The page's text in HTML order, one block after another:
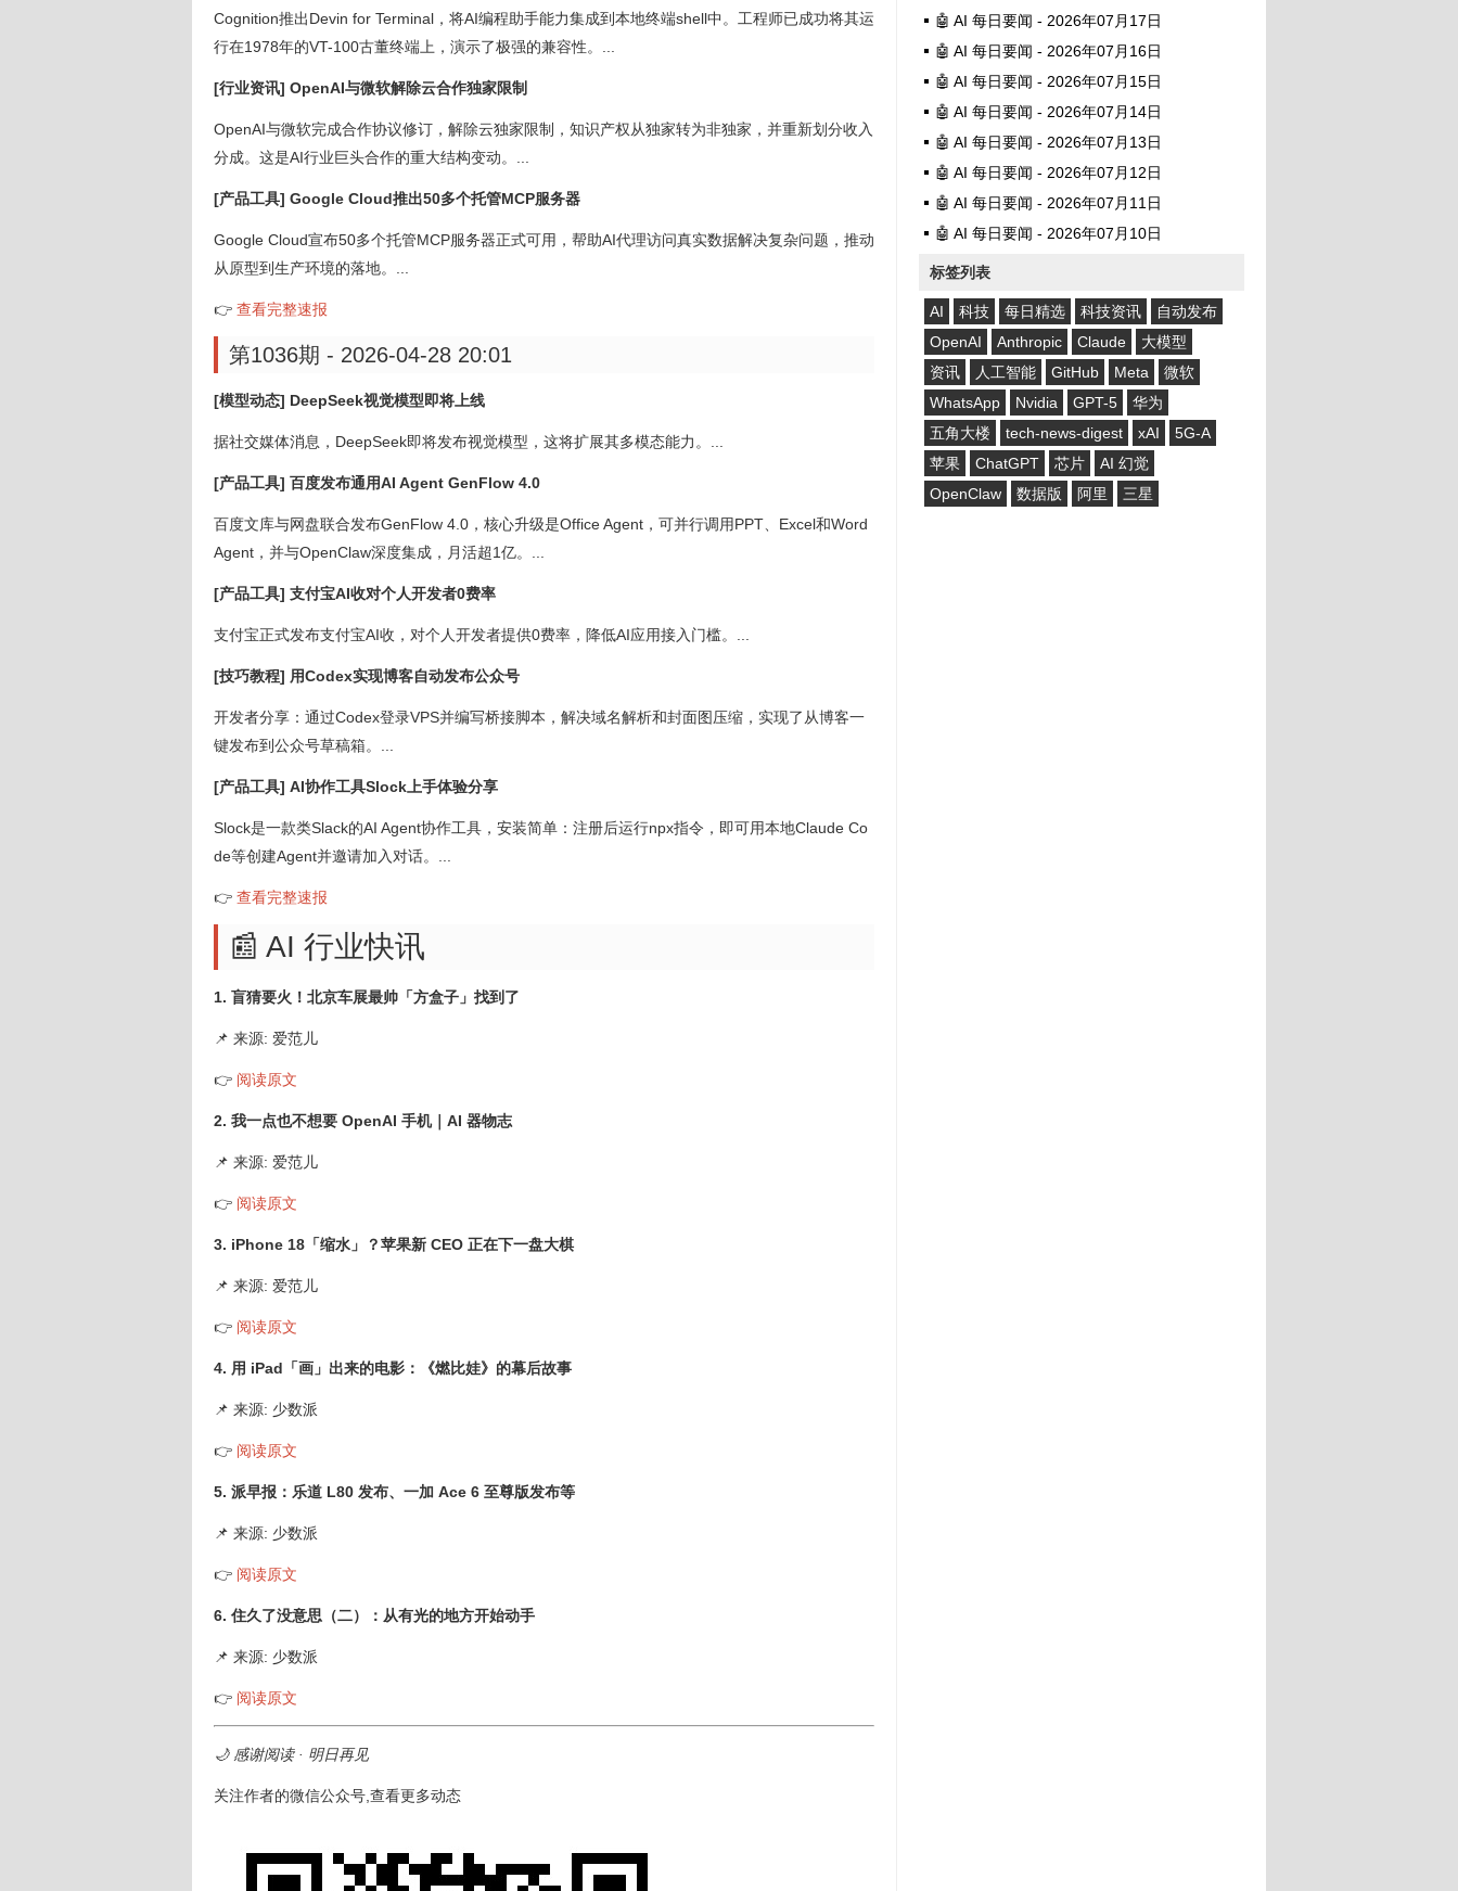
Cognition推出Devin for Terminal，将AI编程助手能力集成到本地终端shell中。工程师已成功将其运
行在1978年的VT-100古董终端上，演示了极强的兼容性。...
[行业资讯] OpenAI与微软解除云合作独家限制
OpenAI与微软完成合作协议修订，解除云独家限制，知识产权从独家转为非独家，并重新划分收入
分成。这是AI行业巨头合作的重大结构变动。...
[产品工具] Google Cloud推出50多个托管MCP服务器
Google Cloud宣布50多个托管MCP服务器正式可用，帮助AI代理访问真实数据解决复杂问题，推动
从原型到生产环境的落地。...
👉 查看完整速报
第1036期 - 2026-04-28 20:01
[模型动态] DeepSeek视觉模型即将上线
据社交媒体消息，DeepSeek即将发布视觉模型，这将扩展其多模态能力。...
[产品工具] 百度发布通用AI Agent GenFlow 4.0
百度文库与网盘联合发布GenFlow 4.0，核心升级是Office Agent，可并行调用PPT、Excel和Word
Agent，并与OpenClaw深度集成，月活超1亿。...
[产品工具] 支付宝AI收对个人开发者0费率
支付宝正式发布支付宝AI收，对个人开发者提供0费率，降低AI应用接入门槛。...
[技巧教程] 用Codex实现博客自动发布公众号
开发者分享：通过Codex登录VPS并编写桥接脚本，解决域名解析和封面图压缩，实现了从博客一
键发布到公众号草稿箱。...
[产品工具] AI协作工具Slock上手体验分享
Slock是一款类Slack的AI Agent协作工具，安装简单：注册后运行npx指令，即可用本地Claude Co
de等创建Agent并邀请加入对话。...
👉 查看完整速报
📰 AI 行业快讯
1. 盲猜要火！北京车展最帅「方盒子」找到了
📌 来源: 爱范儿
👉 阅读原文
2. 我一点也不想要 OpenAI 手机｜AI 器物志
📌 来源: 爱范儿
👉 阅读原文
3. iPhone 18「缩水」？苹果新 CEO 正在下一盘大棋
📌 来源: 爱范儿
👉 阅读原文
4. 用 iPad「画」出来的电影：《燃比娃》的幕后故事
📌 来源: 少数派
👉 阅读原文
5. 派早报：乐道 L80 发布、一加 Ace 6 至尊版发布等
📌 来源: 少数派
👉 阅读原文
6. 住久了没意思（二）：从有光的地方开始动手
📌 来源: 少数派
👉 阅读原文
🌙 感谢阅读 · 明日再见
关注作者的微信公众号,查看更多动态
🤖 AI 每日要闻 - 2026年07月17日
🤖 AI 每日要闻 - 2026年07月16日
🤖 AI 每日要闻 - 2026年07月15日
🤖 AI 每日要闻 - 2026年07月14日
🤖 AI 每日要闻 - 2026年07月13日
🤖 AI 每日要闻 - 2026年07月12日
🤖 AI 每日要闻 - 2026年07月11日
🤖 AI 每日要闻 - 2026年07月10日
标签列表
AI 科技 每日精选 科技资讯
自动发布
OpenAI
Anthropic Claude
大模型
资讯
人工智能 GitHub Meta
微软
WhatsApp
Nvidia GPT-5
华为
五角大楼
tech-news-digest xAI
5G-A
苹果
ChatGPT 芯片
AI 幻觉
OpenClaw
数据版 阿里 三星